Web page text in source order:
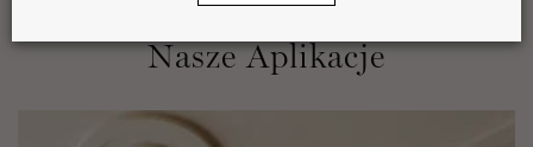
Nasze Aplikacje